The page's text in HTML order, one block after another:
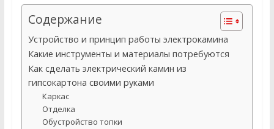
Содержание
Устройство и принцип работы электрокамина
Какие инструменты и материалы потребуются
Как сделать электрический камин из
гипсокартона своими руками
Каркас
Отделка
Обустройство топки